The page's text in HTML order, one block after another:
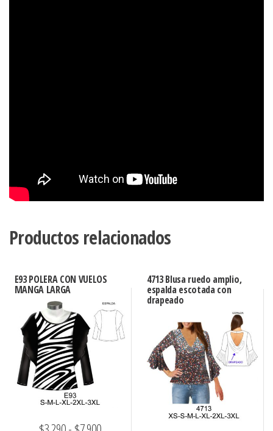
Productos relacionados
E93 POLERA CON VUELOS
MANGA LARGA
4713 Blusa ruedo amplio,
espalda escotada con
drapeado